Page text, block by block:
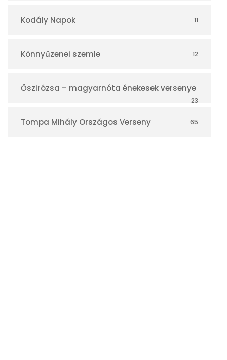
Kodály Napok 11
Könnyűzenei szemle 12
Őszirózsa – magyarnóta énekesek versenye
23
Tompa Mihály Országos Verseny 65